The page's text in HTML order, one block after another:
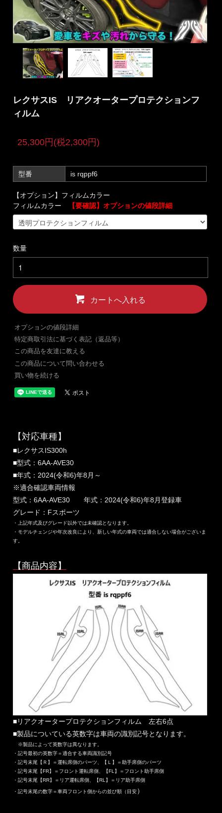
レクサスIS リアクオータープロテクションフ
ィルム
25,300円(税2,300円)
型番 is rqppf6
【オプション】フィルムカラー
フィルムカラー
【要確認】オプションの値段詳細
数量
カートへ入れる
オプションの値段詳細
特定商取引法に基づく表記（返品等）
この商品を友達に教える
この商品について問い合わせる
買い物を続ける
【対応車種】
■レクサスIS300h
■型式：6AA-AVE30
■年式：2024(令和6)年8月～
※適合確認車両情報
型式：6AA-AVE30 年式：2024(令和6)年8月登録車
グレード：Fスポーツ
・上記年式及びグレード以外では未確認となります。
・モデルチェンジや年次改良により、新しい年式の車両では適合しない場合がございま
す。
【商品内容】
■リアクオータープロテクションフィルム 左右6点
■製品についている英数字は車両の識別記号となります。
※製品によって英数字は異なります。
・記号最初の英数字＝適合する車両識別記号
・記号末尾【Ｒ】＝運転席側のパーツ、【Ｌ】＝助手席側のパーツ
・記号末尾【FR】＝フロント運転席側、【FL】＝フロント助手席側
・記号末尾【RR】＝リア運転席側、【RL】＝リア助手席側
・記号末尾の数字＝車両フロント側からの並び順（目安）